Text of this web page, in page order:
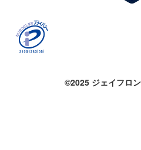
©2025 ジェイフロ